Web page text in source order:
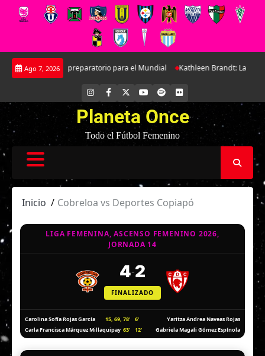
Saltar
Ago 7, 2026
amistoso preparatorio para el Mundial Kathleen Brandt: La joven
INSTAGRAM
FACEBOOK YOUTUBE
SPOTIFYFLICKR
Planeta Once
Todo el Fútbol Femenino
Inicio Cobreloa vs Deportes Copiapó
LIGA FEMENINA, ASCENSO FEMENINO 2026,
JORNADA 14
4-2
FINALIZADO
Carolina Sofía Rojas García
15, 69, 78'
Carla Francisca Márquez Millaquipay 63'
6'
Yaritza Andrea Naveas Rojas
12'
Gabriela Magali Gómez Espínola